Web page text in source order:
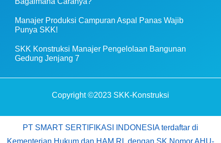
Manajer Produksi Campuran Aspal Panas Wajib
Punya SKK!
SKK Konstruksi Manajer Pengelolaan Bangunan
Gedung Jenjang 7
Copyright ©2023 SKK-Konstruksi
PT SMART SERTIFIKASI INDONESIA terdaftar di